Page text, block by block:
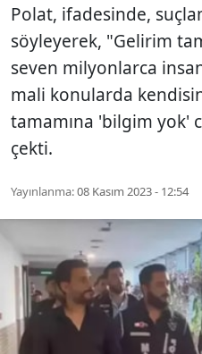
Polat, ifadesinde,
söyleyerek, "Gelirim
seven milyonlarca
mali konularda
tamamına 'bilgim yok'
çekti.
Yayınlanma:08 Kasım 2023 - 12:54